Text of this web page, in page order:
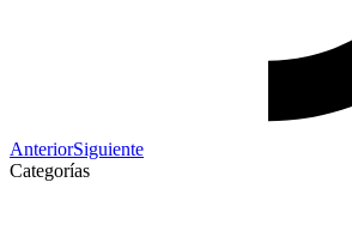
AnteriorSiguiente
Categorías